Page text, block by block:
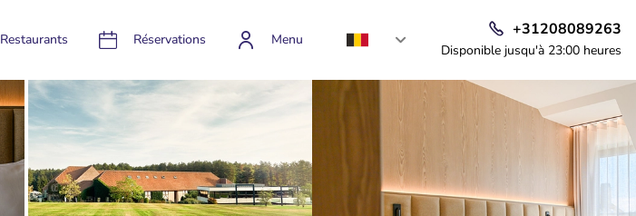
Restaurants Réservations Menu
+31208089263
Disponible jusqu'à 23:00 heures